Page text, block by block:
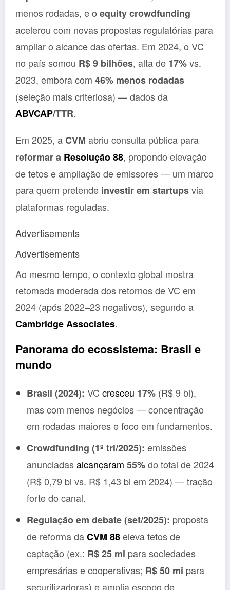
menos rodadas, e o equity crowdfunding
acelerou com novas propostas regulatórias para
ampliar o alcance das ofertas. Em 2024, o VC
no país somou R$ 9 bilhões, alta de 17%vs.
2023, embora com 46% menos rodadas
(seleção mais criteriosa) — dados da
ABVCAP/TTR.
Em 2025, aCVM abriu consulta pública para
reformar a Resolução 88, propondo elevação
de tetos e ampliação de emissores — um marco
para quem pretende investir em startupsvia
plataformas reguladas.
Advertisements
Advertisements
Ao mesmo tempo, o contexto global mostra
retomada moderada dos retornos de VC em
2024 (após 2022–23 negativos), segundo a
Cambridge Associates.
Panorama do ecossistema: Brasil e
mundo
Brasil (2024): VC cresceu 17% (R$ 9 bi),
mas com menos negócios — concentração
em rodadas maiores e foco em fundamentos.
Crowdfunding (1º tri/2025): emissões
anunciadasalcançaram 55%do total de 2024
(R$ 0,79 bi vs. R$ 1,43 bi em 2024) — tração
forte do canal.
Regulação em debate (set/2025): proposta
de reforma daCVM 88eleva tetos de
captação (ex.: R$ 25 mi para sociedades
empresárias e cooperativas; R$ 50 mi para
securitizadoras) e amplia escopo de